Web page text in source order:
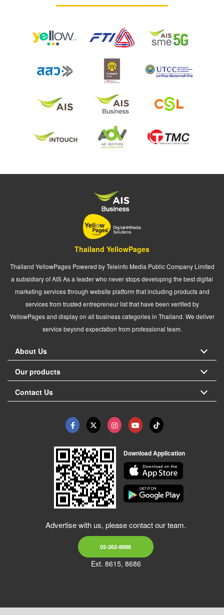
Thailand YellowPages
Thailand YellowPages Powered by Teleinfo Media Public Company Limited
a subsidiary of AIS As a leader who never stops developing the best digital
marketing services through website platform that including products and
services from trusted entrepreneur list that have been verified by
YellowPages and display on all business categories in Thailand. We deliver
service beyond expectation from professional team.
About Us
Our products
Contact Us
Download Application
Advertise with us, please contact our team.
02-262-8888
Ext. 8615, 8686